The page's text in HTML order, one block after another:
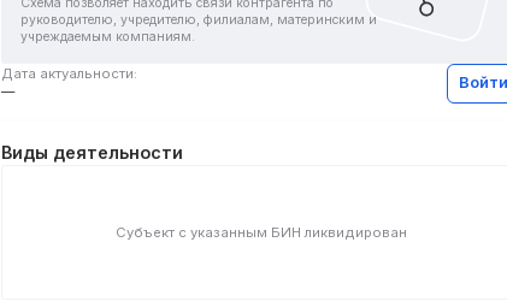
руководителю, учредителю, филиалам, материнским и
учреждаемым компаниям.
Дата актуальности:
—
Войти
Виды деятельности
Субъект с указанным БИН ликвидирован